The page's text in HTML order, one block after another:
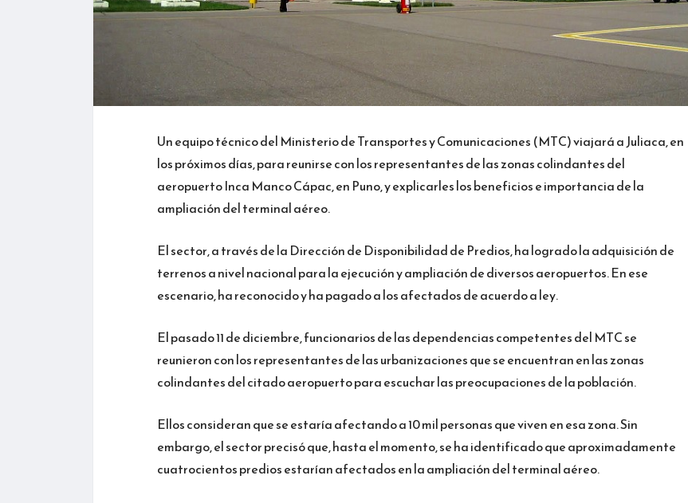
Un equipo técnico del Ministerio de Transportes y Comunicaciones (MTC) viajará a Juliaca, en
los próximos días, para reunirse con los representantes de las zonas colindantes del
aeropuerto Inca Manco Cápac, en Puno, y explicarles los beneficios e importancia de la
ampliación del terminal aéreo.
El sector, a través de la Dirección de Disponibilidad de Predios, ha logrado la adquisición de
terrenos a nivel nacional para la ejecución y ampliación de diversos aeropuertos. En ese
escenario, ha reconocido y ha pagado a los afectados de acuerdo a ley.
El pasado 11 de diciembre, funcionarios de las dependencias competentes del MTC se
reunieron con los representantes de las urbanizaciones que se encuentran en las zonas
colindantes del citado aeropuerto para escuchar las preocupaciones de la población.
Ellos consideran que se estaría afectando a 10 mil personas que viven en esa zona. Sin
embargo, el sector precisó que, hasta el momento, se ha identificado que aproximadamente
cuatrocientos predios estarían afectados en la ampliación del terminal aéreo.